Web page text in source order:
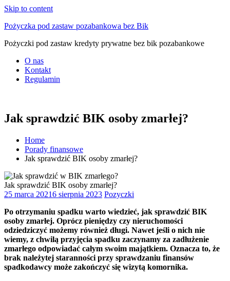
Skip to content
Pożyczka pod zastaw pozabankowa bez Bik
Pożyczki pod zastaw kredyty prywatne bez bik pozabankowe
O nas
Kontakt
Regulamin
Jak sprawdzić BIK osoby zmarłej?
Home
Porady finansowe
Jak sprawdzić BIK osoby zmarłej?
Jak sprawdzić BIK osoby zmarłej?
25 marca 20216 sierpnia 2023 Pozyczki
Po otrzymaniu spadku warto wiedzieć, jak sprawdzić BIK
osoby zmarłej. Oprócz pieniędzy czy nieruchomości
odziedziczyć możemy również długi. Nawet jeśli o nich nie
wiemy, z chwilą przyjęcia spadku zaczynamy za zadłużenie
zmarłego odpowiadać całym swoim majątkiem. Oznacza to, że
brak należytej staranności przy sprawdzaniu finansów
spadkodawcy może zakończyć się wizytą komornika.